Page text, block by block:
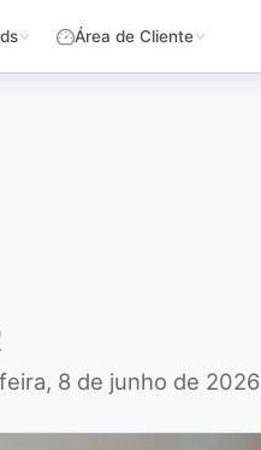
Área de Cliente
8 de junho de 2026